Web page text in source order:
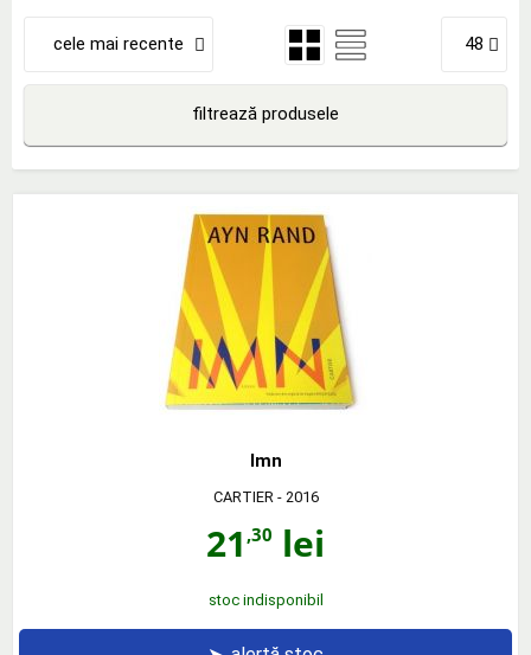
cele mai recente 48
filtrează produsele
Imn
CARTIER - 2016
21 ,30 lei
stoc indisponibil